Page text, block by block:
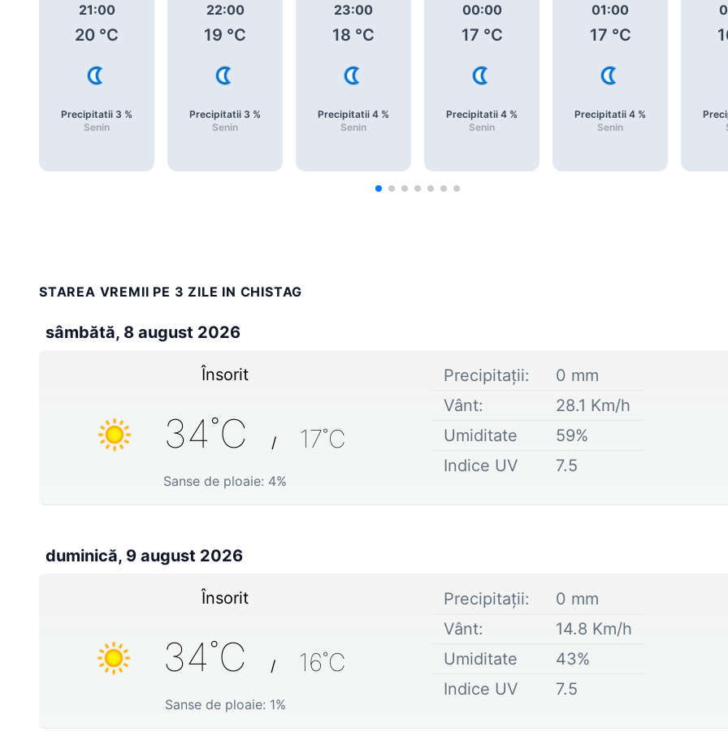
21:00
20 °C
Precipitatii 3 %
Senin
22:00
19 °C
Precipitatii 3 %
Senin
23:00
18 °C
Precipitatii 4 %
Senin
00:00
17 °C
Precipitatii 4 %
Senin
01:00
17 °C
Precipitatii 4 %
Senin
STAREA VREMII PE 3 ZILE IN CHISTAG
sâmbătă, 8 august 2026
Însorit
34˚C / 17˚C
Sanse de ploaie: 4%
Precipitații: 0 mm
Vânt:
28.1 Km/h
Umiditate
59%
Indice UV
7.5
duminică, 9 august 2026
Însorit
34˚C / 16˚C
Sanse de ploaie: 1%
Precipitații: 0 mm
Vânt:
14.8 Km/h
Umiditate
43%
Indice UV
7.5